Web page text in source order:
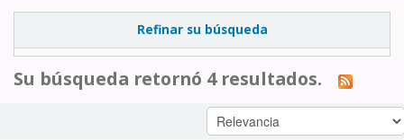
Refinar su búsqueda
Su búsqueda retornó 4 resultados.